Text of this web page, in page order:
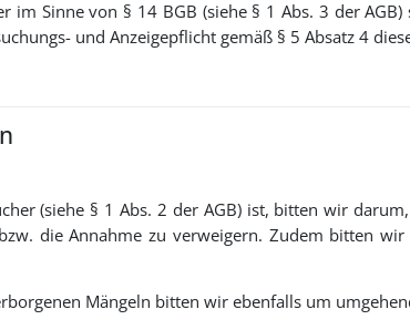
im Sinne von § 14 BGB (siehe § 1 Abs. 3 der
und Anzeigepflicht gemäß § 5 Absatz 4
(siehe § 1 Abs. 2 der AGB) ist, bitten wir
die Annahme zu verweigern. Zudem bitten
Mängeln bitten wir ebenfalls um